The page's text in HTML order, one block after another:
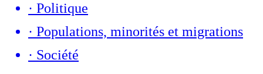
· Politique
· Populations, minorités et migrations
· Société